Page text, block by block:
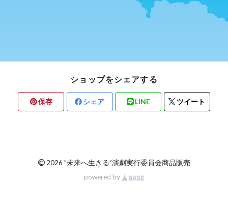
ショップをシェアする
保存 シェア LINE ツイート
© 2026 ”未来へ生きる”演劇実行委員会商品販売
powered by